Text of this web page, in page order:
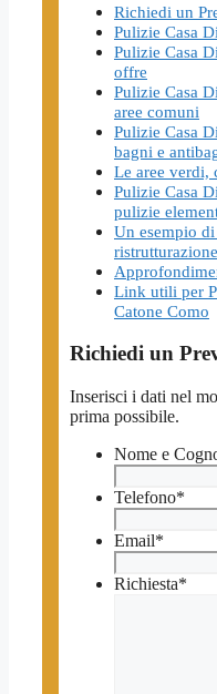
Richiedi un
Pulizie Casa
Pulizie Casa
offre
Pulizie Casa
aree comuni
Pulizie Casa
bagni e
Le aree verdi,
Pulizie Casa
pulizie
Un esempio
ristrutturazione
Link utili per
Catone Como
Richiedi un
Inserisci i dati nel
prima possibile.
Nome e
Telefono*
Email*
Richiesta*